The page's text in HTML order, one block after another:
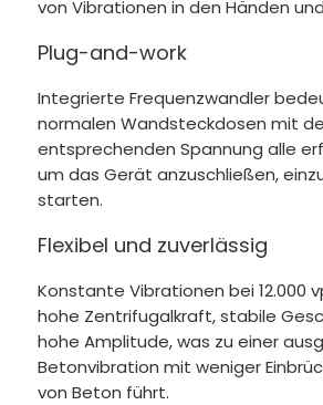
von Vibrationen in den Händen
Plug-and-work
Integrierte Frequenzwandler
normalen Wandsteckdosen mit
entsprechenden Spannung alle
um das Gerät anzuschließen,
starten.
Flexibel und zuverlässig
Konstante Vibrationen bei 12.000
hohe Zentrifugalkraft, stabile
hohe Amplitude, was zu einer
Betonvibration mit weniger
von Beton führt.